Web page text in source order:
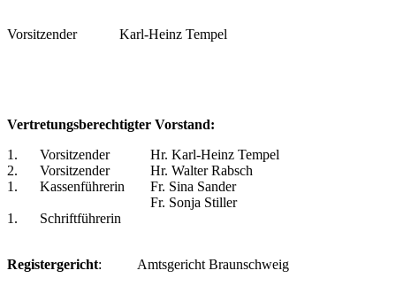
Vorsitzender Karl-Heinz Tempel
Vertretungsberechtigter Vorstand:
1.
Vorsitzender
Hr. Karl-Heinz Tempel
2.
Vorsitzender
Hr. Walter Rabsch
1.
Kassenführerin Fr. Sina Sander
1. Schriftführerin
Fr. Sonja Stiller
Registergericht: Amtsgericht Braunschweig